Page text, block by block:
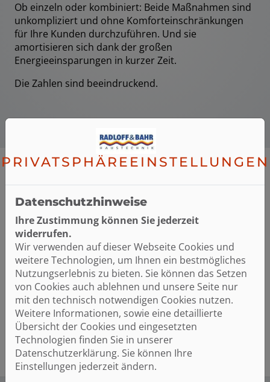
Ob einzeln oder kombiniert: Beide Maßnahmen sind
unkompliziert und ohne Komforteinschränkungen
für Ihre Kunden durchzuführen. Und sie
amortisieren sich dank der großen
Energieeinsparungen in kurzer Zeit.
Die Zahlen sind beeindruckend.
PRIVATSPHÄRE­EINSTELLUNGEN
Datenschutzhinweise
Ihre Zustimmung können Sie jederzeit
widerrufen.
Wir verwenden auf dieser Webseite Cookies und
weitere Technologien, um Ihnen ein bestmögliches
Nutzungserlebnis zu bieten. Sie können das Setzen
von Cookies auch ablehnen und unsere Seite nur
mit den technisch notwendigen Cookies nutzen.
Weitere Informationen, sowie eine detaillierte
Übersicht der Cookies und eingesetzten
Technologien finden Sie in unserer
Datenschutzerklärung. Sie können Ihre
Einstellungen jederzeit ändern.